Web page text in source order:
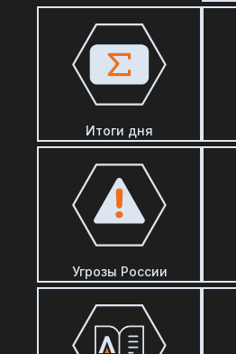
Итоги дня
Угрозы России